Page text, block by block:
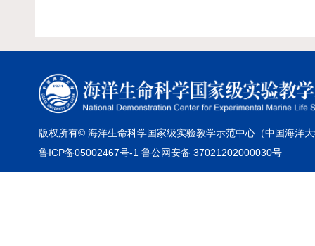
版权所有© 海洋生命科学国家级实验教学示范中心（中国海洋
鲁ICP备05002467号-1 鲁公网安备 37021202000030号